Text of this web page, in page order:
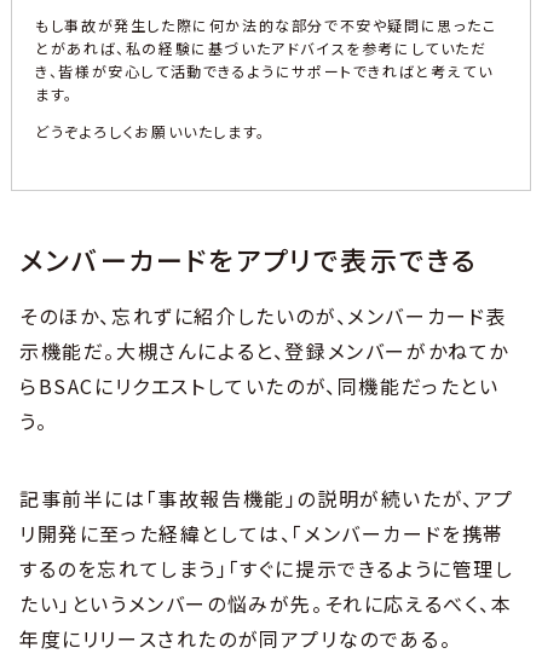
もし事故が発生した際に何か法的な部分で不安や疑問に思ったこ
とがあれば、私の経験に基づいたアドバイスを参考にしていただ
き、皆様が安心して活動できるようにサポートできればと考えてい
ます。
どうぞよろしくお願いいたします。
メンバーカードをアプリで表示できる
そのほか、忘れずに紹介したいのが、メンバーカード表
示機能だ。大槻さんによると、登録メンバーがかねてか
らBSACにリクエストしていたのが、同機能だったとい
う。
記事前半には「事故報告機能」の説明が続いたが、アプ
リ開発に至った経緯としては、「メンバーカードを携帯
するのを忘れてしまう」「すぐに提示できるように管理し
たい」というメンバーの悩みが先。それに応えるべく、本
年度にリリースされたのが同アプリなのである。